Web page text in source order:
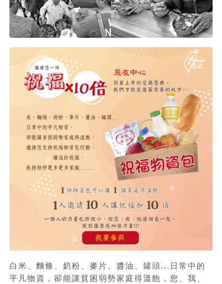
白米、麵條、奶粉、麥片、醬油、罐頭...日常中的
平凡物資，卻能讓貧困弱勢家庭得溫飽，您、我、